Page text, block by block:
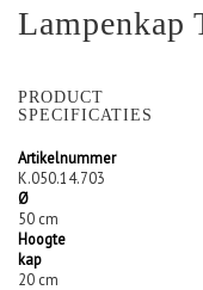
Lampenkap
naar
van
de
gallerij
PRODUCT
SPECIFICATIES
Artikelnummer
K.050.14.703
Ø
50 cm
Hoogte
kap
20 cm